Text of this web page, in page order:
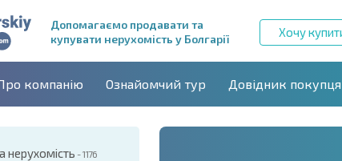
Допомагаємо продавати та
купувати нерухомість у Болгарії
Хочу
компанію Ознайомчий тур Довідник покупця
нерухомість - 1176